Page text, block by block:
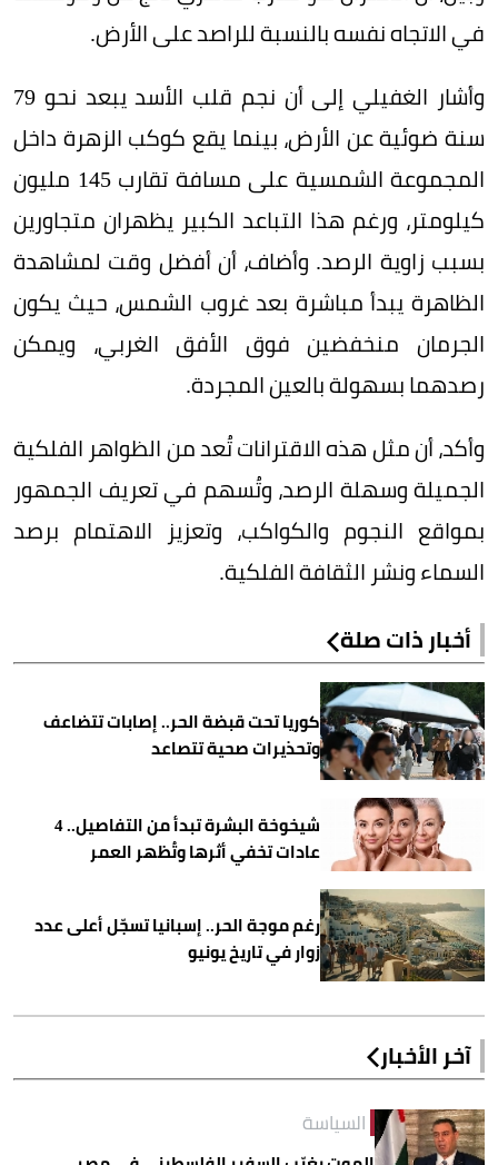
في الاتجاه نفسه بالنسبة للراصد على الأرض.
وأشار الغفيلي إلى أن نجم قلب الأسد يبعد نحو 79
سنة ضوئية عن الأرض، بينما يقع كوكب الزهرة داخل
المجموعة الشمسية على مسافة تقارب 145 مليون
كيلومتر، ورغم هذا التباعد الكبير يظهران متجاورين
بسبب زاوية الرصد. وأضاف، أن أفضل وقت لمشاهدة
الظاهرة يبدأ مباشرة بعد غروب الشمس، حيث يكون
الجرمان منخفضين فوق الأفق الغربي، ويمكن
رصدهما بسهولة بالعين المجردة.
وأكد، أن مثل هذه الاقترانات تُعد من الظواهر الفلكية
الجميلة وسهلة الرصد، وتُسهم في تعريف الجمهور
بمواقع النجوم والكواكب، وتعزيز الاهتمام برصد
السماء ونشر الثقافة الفلكية.
أخبار ذات صلة
كوريا تحت قبضة الحر.. إصابات تتضاعف
وتحذيرات صحية تتصاعد
شيخوخة البشرة تبدأ من التفاصيل.. 4
عادات تخفي أثرها وتُظهر العمر
رغم موجة الحر.. إسبانيا تسجّل أعلى عدد
زوار في تاريخ يونيو
آخر الأخبار
السياسة